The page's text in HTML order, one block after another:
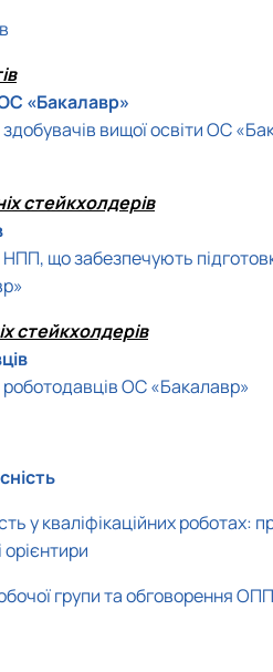
«Бакалавр»
вищої освіти ОС
стейкхолдерів
що забезпечують
стейкхолдерів
ОС «Бакалавр»
у кваліфікаційних роботах:
групи та обговорення ОПП